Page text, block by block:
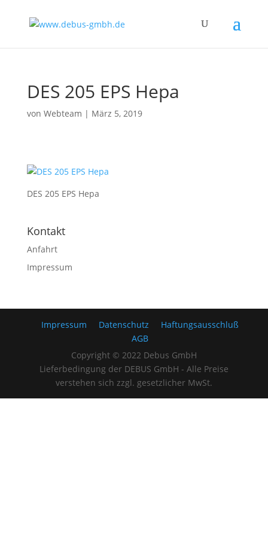
DES 205 EPS Hepa
von Webteam | März 5, 2019
DES 205 EPS Hepa
Kontakt
Anfahrt
Impressum
Impressum Datenschutz
Haftungsausschluß
AGB
Copyright © 2022 Debus GmbH
Lieferbedingung der DEBUS GmbH - Alle Preise
verstehen sich zzgl. gesetzlicher MwSt.